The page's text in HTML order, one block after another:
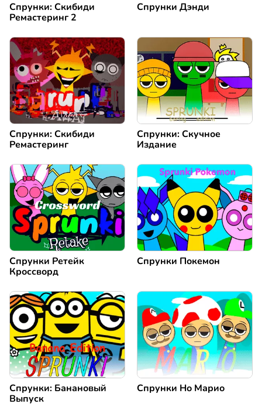
Спрунки: Скибиди
Ремастеринг 2
Спрунки Дэнди
Спрунки: Скибиди
Ремастеринг
Спрунки: Скучное
Издание
Спрунки Ретейк
Кроссворд
Спрунки Покемон
Спрунки: Банановый
Выпуск
Спрунки Но Марио